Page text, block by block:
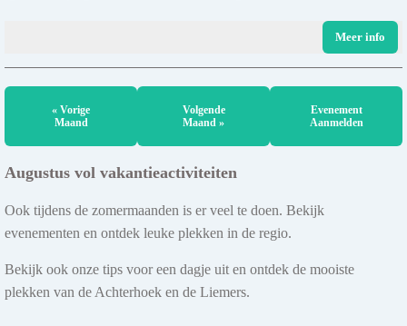
Meer info
« Vorige
Maand
Volgende
Maand »
Evenement
Aanmelden
Augustus vol vakantieactiviteiten
Ook tijdens de zomermaanden is er veel te doen. Bekijk
evenementen en ontdek leuke plekken in de regio.
Bekijk ook onze tips voor een dagje uit en ontdek de mooiste
plekken van de Achterhoek en de Liemers.